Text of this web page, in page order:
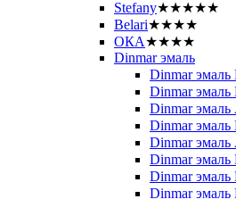
Stefany★★★★★
Belari★★★★
ОКА★★★★
Dinmar эмаль
Dinmar эмаль
Dinmar эмаль
Dinmar эмаль
Dinmar эмаль
Dinmar эмаль
Dinmar
Dinmar эмаль
Dinmar эмаль